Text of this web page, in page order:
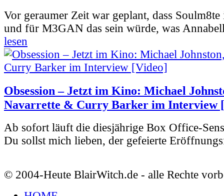
Vor geraumer Zeit war geplant, dass
und für M3GAN das sein würde, was
lesen
Obsession – Jetzt im Kino: Michael
Navarrette & Curry Barker im Interview
Ab sofort läuft die diesjährige Box Office-
Du sollst mich lieben, der gefeierte
© 2004-Heute BlairWitch.de - alle Rechte